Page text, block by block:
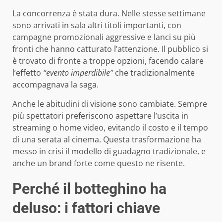
La concorrenza è stata dura. Nelle stesse settimane
sono arrivati in sala altri titoli importanti, con
campagne promozionali aggressive e lanci su più
fronti che hanno catturato l’attenzione. Il pubblico si
è trovato di fronte a troppe opzioni, facendo calare
l’effetto “evento imperdibile”che tradizionalmente
accompagnava la saga.
Anche le abitudini di visione sono cambiate. Sempre
più spettatori preferiscono aspettare l’uscita in
streaming o home video, evitando il costo e il tempo
di una serata al cinema. Questa trasformazione ha
messo in crisi il modello di guadagno tradizionale, e
anche un brand forte come questo ne risente.
Perché il botteghino ha
deluso: i fattori chiave